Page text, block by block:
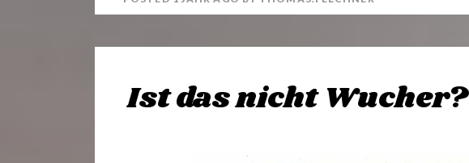
Ist das nicht Wucher?